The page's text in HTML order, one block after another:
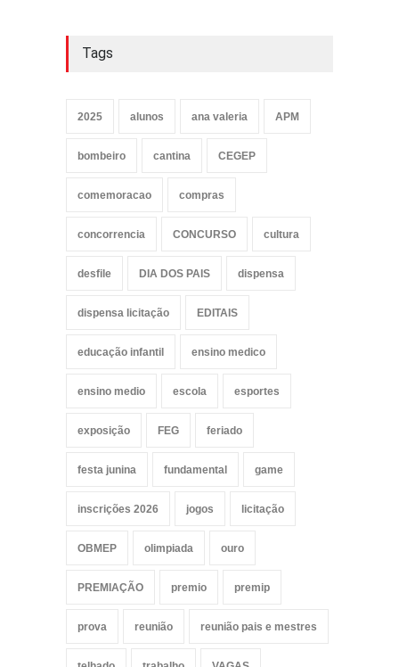
Tags
2025 alunos ana valeria APM
bombeiro cantina CEGEP
comemoracao compras
concorrencia CONCURSO cultura
desfile DIA DOS PAIS dispensa
dispensa licitação EDITAIS
educação infantil ensino medico
ensino medio escola esportes
exposição FEG feriado
festa junina fundamental game
inscrições 2026 jogos licitação
OBMEP olimpiada ouro
PREMIAÇÃO premio premip
prova reunião reunião pais e mestres